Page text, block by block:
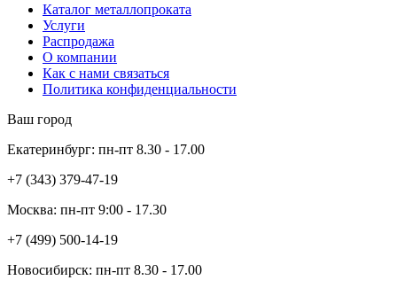
Каталог металлопроката
Услуги
Распродажа
О компании
Как с нами связаться
Политика конфиденциальности
Ваш город
Екатеринбург: пн-пт 8.30 - 17.00
+7 (343) 379-47-19
Москва: пн-пт 9:00 - 17.30
+7 (499) 500-14-19
Новосибирск: пн-пт 8.30 - 17.00